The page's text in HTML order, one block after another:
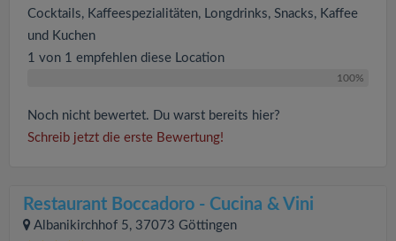
Cocktails, Kaffeespezialitäten, Longdrinks, Snacks, Kaffee
und Kuchen
1 von 1 empfehlen diese Location
100%
Noch nicht bewertet. Du warst bereits hier?
Schreib jetzt die erste Bewertung!
Restaurant Boccadoro - Cucina & Vini
Albanikirchhof 5, 37073 Göttingen